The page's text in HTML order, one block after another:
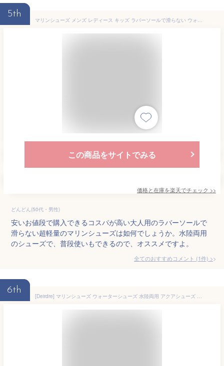
5th
マリンシューズ メンズ レディース キッズ ラバーソールで滑らない ウォーターシューズ アクアシューズ アウトドア キャンプ ジム トレーニング シューズ 靴
この商品をサイトでみる
価格と在庫を楽天でチェック >>
どんどん(50代・男性)
安いお値段で購入できるコスパが高い大人用のラバーソールで
滑らない超軽量のマリンシューズは如何でしょうか。水陸両用
のシューズで、普段使いもできるので、オススメですよ。
全てのおすすめコメント (1件) >
6th
[Deirdre] マリンシューズ ウォーターシューズ 水陸両用 アクアシューズ シュノーケリング ビーチシューズ 軽量 通気 ヨガ サーフィン 男女兼用 ブラック 25.5 cm